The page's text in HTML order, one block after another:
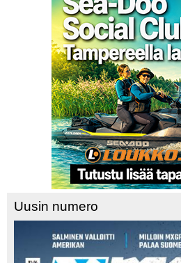
OHJEET
Uusin numero